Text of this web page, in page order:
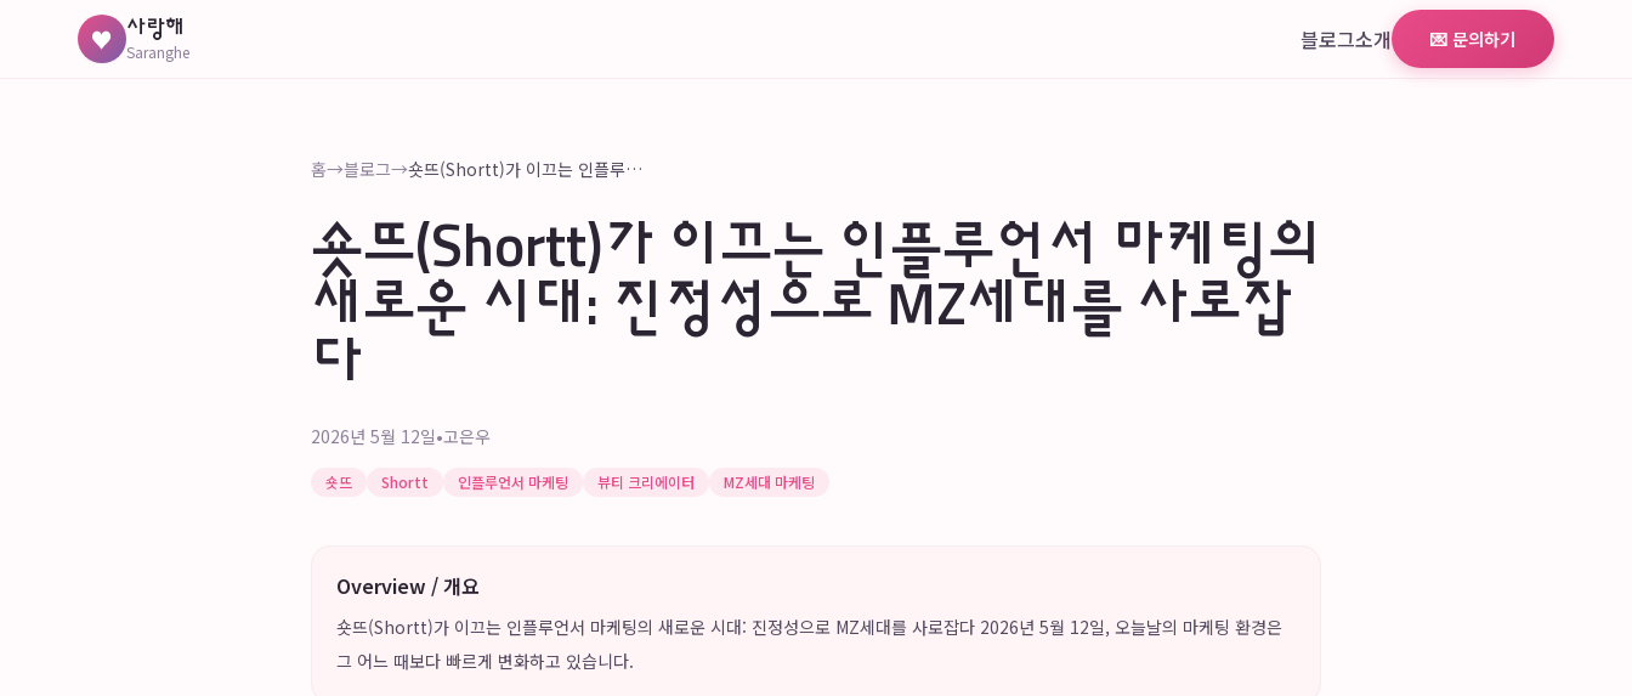
♥ 사랑해
Saranghe 블로그소개 💌 문의하기
홈→블로그→ 숏뜨(Shortt)가 이끄는 인플루언서 마케팅의 새로운 시대: 진정성으로 MZ세대를 사로잡다
숏뜨(Shortt)가 이끄는 인플루언서 마케팅의
새로운 시대: 진정성으로 MZ세대를 사로잡
다
2026년 5월 12일•고은우
숏뜨 Shortt 인플루언서 마케팅 뷰티 크리에이터 MZ세대 마케팅
Overview / 개요
숏뜨(Shortt)가 이끄는 인플루언서 마케팅의 새로운 시대: 진정성으로 MZ세대를 사로잡다 2026년 5월 12일, 오늘날의 마케팅 환경은
그 어느 때보다 빠르게 변화하고 있습니다.